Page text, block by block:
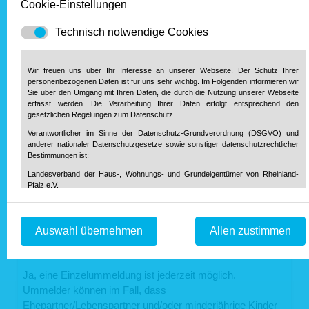
anzumelden?
Kinder, die bereits an derselben Anschrift wie der
Ummelder gemeldet sind, werden vom Online-Dienst
angezeigt. Der Ummeldende kann so die
Erforderlich ist hierfür lediglich eine Bestätigung der
Berechtigung: Die durchführende Person handelt im Sinne
bzw. mit Einverständnis der anderen Personen, deren
Daten anschließend ebenfalls angezeigt werden.
Kann auch eine Einzelanmeldung erfolgen,
obwohl an der Meldeadresse weitere
Familienmitglieder gemeldet sind?
Ja, eine Einzelummeldung ist jederzeit möglich.
Ummelder können im Fall, dass
Ehepartner/Lebenspartner und/oder minderjährige Kinder
Cookie-Einstellungen
Technisch notwendige Cookies
Wir freuen uns über Ihr Interesse an unserer Webseite. Der Schutz Ihrer
personenbezogenen Daten ist für uns sehr wichtig. Im Folgenden informieren wir
Sie über den Umgang mit Ihren Daten, die durch die Nutzung unserer Webseite
erfasst werden. Die Verarbeitung Ihrer Daten erfolgt entsprechend den
gesetzlichen Regelungen zum Datenschutz.
Verantwortlicher im Sinne der Datenschutz-Grundverordnung (DSGVO) und
anderer nationaler Datenschutzgesetze sowie sonstiger datenschutzrechtlicher
Bestimmungen ist:
Landesverband der Haus-, Wohnungs- und Grundeigentümer von Rheinland-
Pfalz e.V.
Telefon: 0 61 31 / 61 97 20
Telefax: 0 61 31 / 61 98 68
info@hausundgrund-rlp.de
Bei Aufruf unserer Webseite ist es technisch notwendig, dass über Ihren
Auswahl übernehmen Allen zustimmen